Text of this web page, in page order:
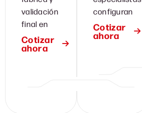
validación
final en
Cotizar
ahora
configuran
Cotizar
ahora